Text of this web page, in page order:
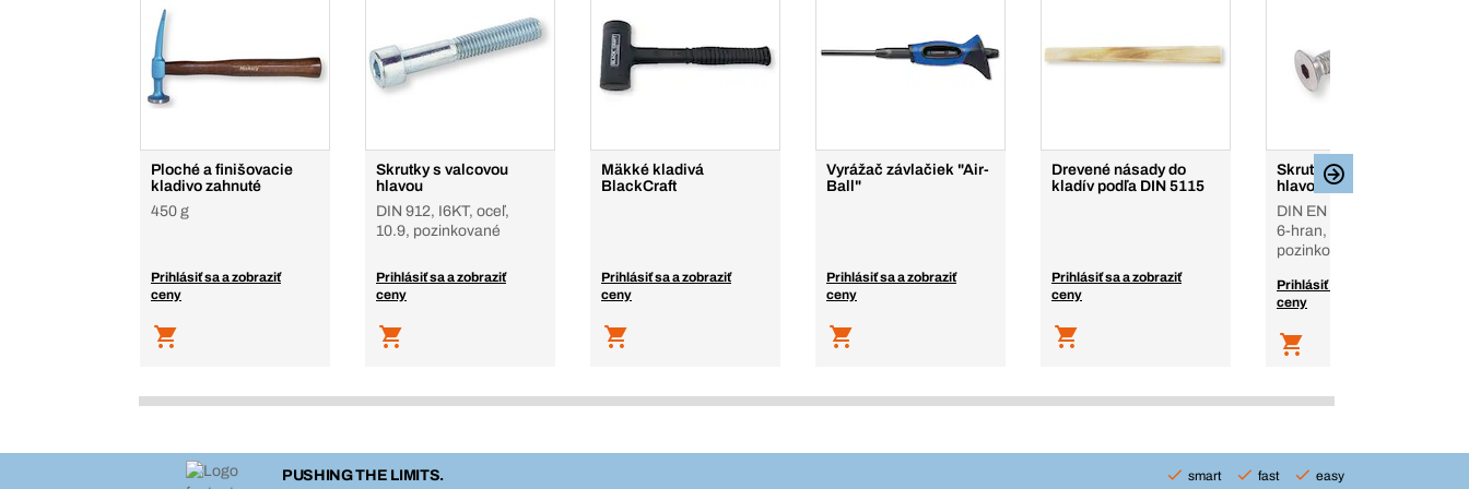
Ploché a finišovacie
kladivo zahnuté
450 g
Prihlásiť sa a zobraziť
ceny
Skrutky s valcovou
hlavou
DIN 912, I6KT, oceľ,
10.9, pozinkované
Prihlásiť sa a zobraziť
ceny
Mäkké kladivá
BlackCraft
Prihlásiť sa a zobraziť
ceny
Vyrážač závlačiek "Air-
Ball"
Prihlásiť sa a zobraziť
ceny
Drevené násady do
kladív podľa DIN 5115
Prihlásiť sa a zobraziť
ceny
Skrutky so zápustnou
hlavou
DIN EN ISO 10642, vnút.
6-hran, oceľ, 8.8,
pozinkované
Prihlásiť sa a zobraziť
ceny
PUSHING THE LIMITS. smart fast easy